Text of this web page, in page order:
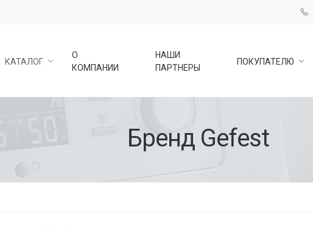
КАТАЛОГ
О
КОМПАНИИ
НАШИ
ПАРТНЕРЫ
ПОКУПАТЕЛЮ
Бренд Gefest